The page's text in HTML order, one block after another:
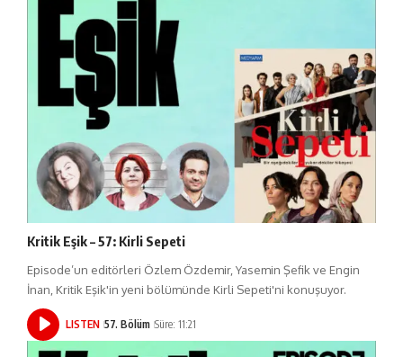
Kritik Eşik – 57: Kirli Sepeti
Episode’un editörleri Özlem Özdemir, Yasemin Şefik ve Engin
İnan, Kritik Eşik'in yeni bölümünde Kirli Sepeti'ni konuşuyor.
LISTEN 57. Bölüm Süre: 11:21